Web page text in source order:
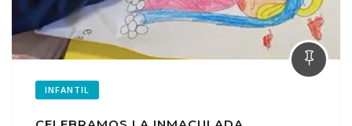
INFANTIL